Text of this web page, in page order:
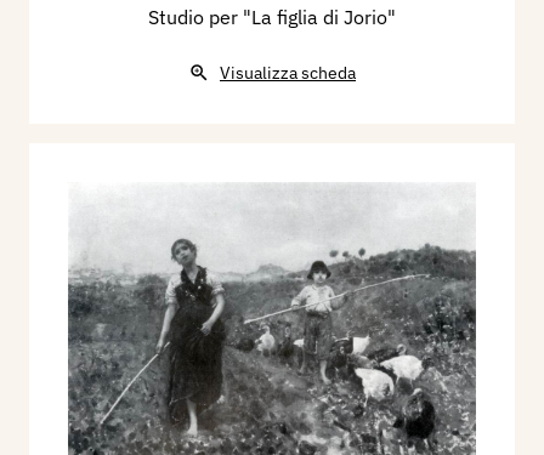
Studio per "La figlia di Jorio"
Visualizza scheda